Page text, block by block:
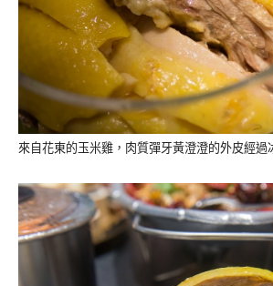
來自花東的玉米雞，肉質彈牙黃澄澄的外皮經過